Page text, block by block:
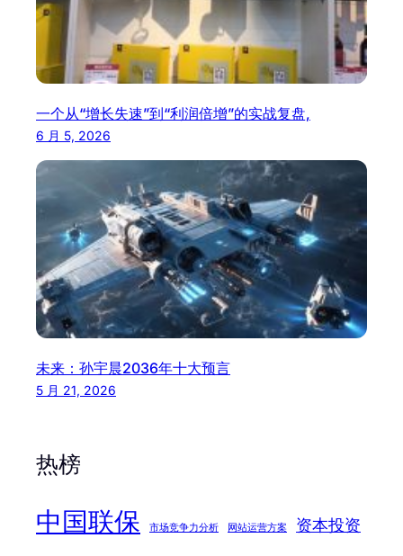
一个从“增长失速”到“利润倍增”的实战复盘,
6 月 5, 2026
未来：孙宇晨2036年十大预言
5 月 21, 2026
热榜
中国联保 市场竞争力分析 网站运营方案 资本投资